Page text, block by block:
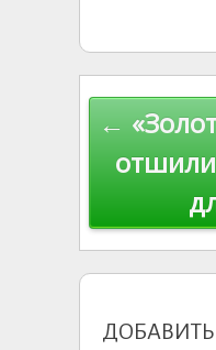
kl
s
ni
ki
по
записям
←